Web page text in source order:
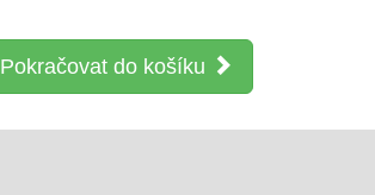
Pokračovat do košíku